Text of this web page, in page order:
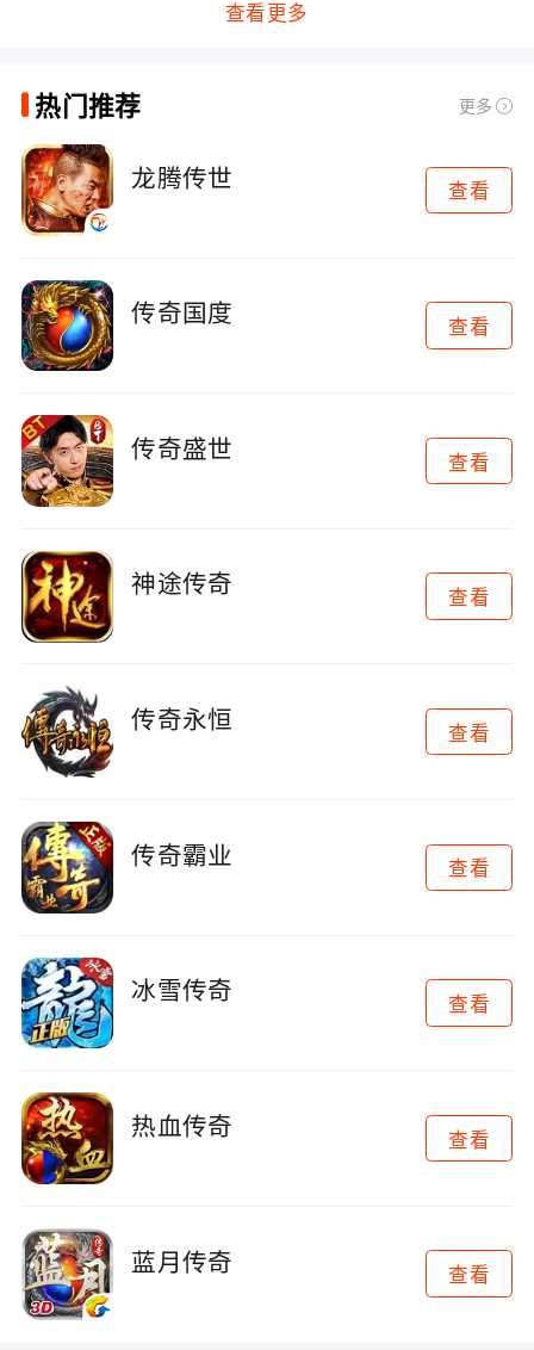
查看更多
热门推荐 更多
龙腾传世 查看
传奇国度 查看
传奇盛世 查看
神途传奇 查看
传奇永恒 查看
传奇霸业 查看
冰雪传奇 查看
热血传奇 查看
蓝月传奇 查看